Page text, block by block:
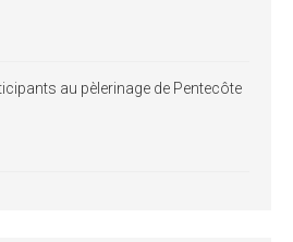
au pèlerinage de Pentecôte